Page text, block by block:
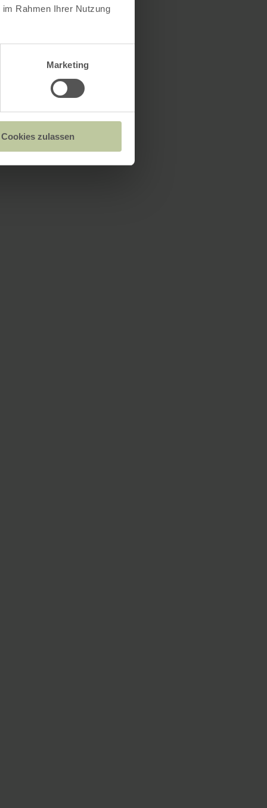
Rahmen Ihrer Nutzung
Marketing
Cookies zulassen